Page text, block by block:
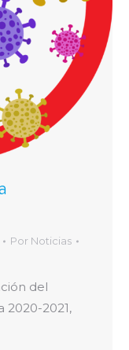
Por Noticias
del
2020-2021,